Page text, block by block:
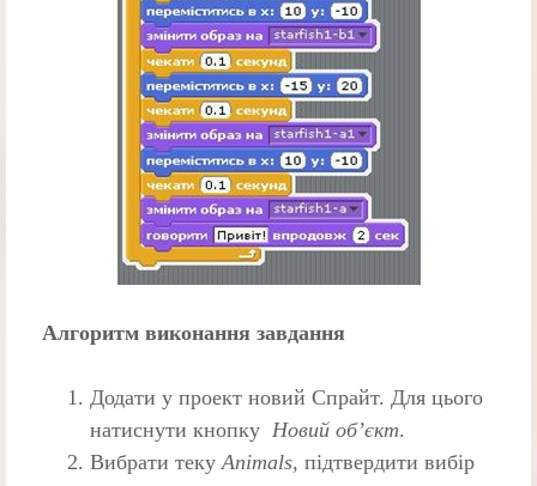
Алгоритм виконання завдання
Додати у проект новий Спрайт. Для цього
натиснути кнопку Новий об’єкт.
Вибрати текуAnimals, підтвердити вибір